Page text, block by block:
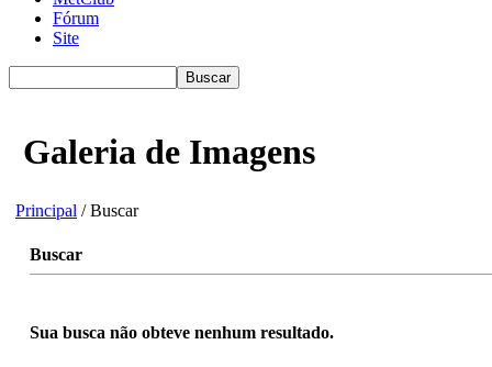
Fórum
Site
Galeria de Imagens
Principal / Buscar
Buscar
Sua busca não obteve nenhum resultado.